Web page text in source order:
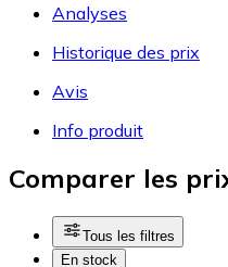
Analyses
Historique des prix
Avis
Info produit
Comparer les
Tous les filtres
En stock